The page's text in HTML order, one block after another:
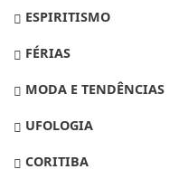
ESPIRITISMO
FÉRIAS
MODA E TENDÊNCIAS
UFOLOGIA
CORITIBA